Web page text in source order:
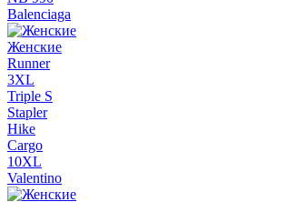
Balenciaga
Женские
Runner
3XL
Triple S
Stapler
Hike
Cargo
10XL
Valentino